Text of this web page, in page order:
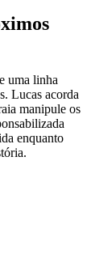
uma linha
Lucas acorda
manipule os
enquanto